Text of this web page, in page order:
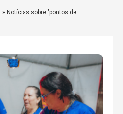
» Notícias sobre "pontos de